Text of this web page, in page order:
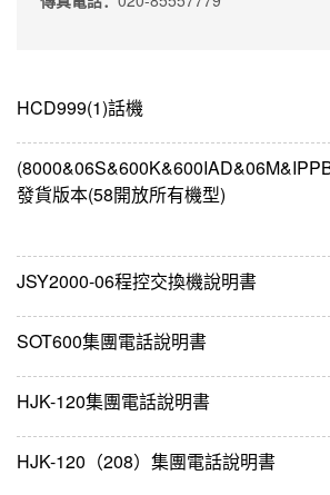
HCD999(1)話機
發貨版本(58開放所有機型)
JSY2000-06程控交換機說明書
SOT600集團電話說明書
HJK-120集團電話說明書
HJK-120（208）集團電話說明書